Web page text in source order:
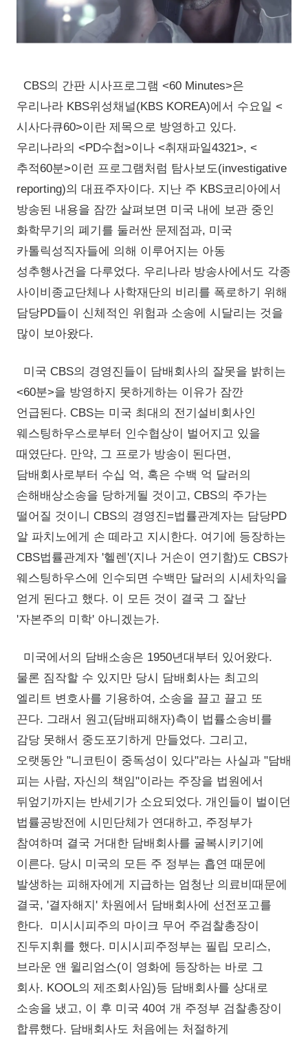
CBS의 간판 시사프로그램 <60 Minutes>은
우리나라 KBS위성채널(KBS KOREA)에서 수요일 <
시사다큐60>이란 제목으로 방영하고 있다.
우리나라의 <PD수첩>이나 <취재파일4321>, <
추적60분>이런 프로그램처럼 탐사보도(investigative
reporting)의 대표주자이다. 지난 주 KBS코리아에서
방송된 내용을 잠깐 살펴보면 미국 내에 보관 중인
화학무기의 폐기를 둘러싼 문제점과, 미국
카톨릭성직자들에 의해 이루어지는 아동
성추행사건을 다루었다. 우리나라 방송사에서도 각종
사이비종교단체나 사학재단의 비리를 폭로하기 위해
담당PD들이 신체적인 위험과 소송에 시달리는 것을
많이 보아왔다.
미국 CBS의 경영진들이 담배회사의 잘못을 밝히는
<60분>을 방영하지 못하게하는 이유가 잠깐
언급된다. CBS는 미국 최대의 전기설비회사인
웨스팅하우스로부터 인수협상이 벌어지고 있을
때였단다. 만약, 그 프로가 방송이 된다면,
담배회사로부터 수십 억, 혹은 수백 억 달러의
손해배상소송을 당하게될 것이고, CBS의 주가는
떨어질 것이니 CBS의 경영진=법률관계자는 담당PD
알 파치노에게 손 떼라고 지시한다. 여기에 등장하는
CBS법률관계자 '헬렌'(지나 거손이 연기함)도 CBS가
웨스팅하우스에 인수되면 수백만 달러의 시세차익을
얻게 된다고 했다. 이 모든 것이 결국 그 잘난
'자본주의 미학' 아니겠는가.
미국에서의 담배소송은 1950년대부터 있어왔다.
물론 짐작할 수 있지만 당시 담배회사는 최고의
엘리트 변호사를 기용하여, 소송을 끌고 끌고 또
끈다. 그래서 원고(담배피해자)측이 법률소송비를
감당 못해서 중도포기하게 만들었다. 그리고,
오랫동안 "니코틴이 중독성이 있다"라는 사실과 "담배
피는 사람, 자신의 책임"이라는 주장을 법원에서
뒤엎기까지는 반세기가 소요되었다. 개인들이 벌이던
법률공방전에 시민단체가 연대하고, 주정부가
참여하며 결국 거대한 담배회사를 굴복시키기에
이른다. 당시 미국의 모든 주 정부는 흡연 때문에
발생하는 피해자에게 지급하는 엄청난 의료비때문에
결국, '결자해지' 차원에서 담배회사에 선전포고를
한다. 미시시피주의 마이크 무어 주검찰총장이
진두지휘를 했다. 미시시피주정부는 필립 모리스,
브라운 앤 윌리엄스(이 영화에 등장하는 바로 그
회사. KOOL의 제조회사임)등 담배회사를 상대로
소송을 냈고, 이 후 미국 40여 개 주정부 검찰총장이
합류했다. 담배회사도 처음에는 처절하게